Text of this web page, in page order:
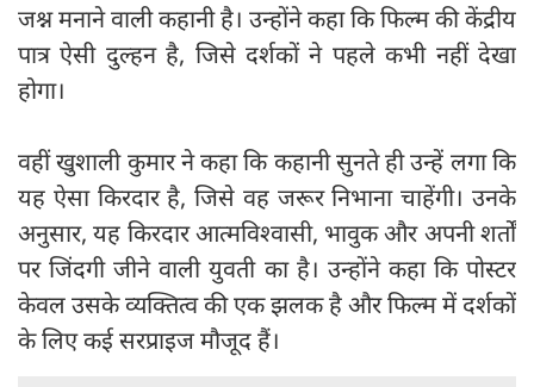
जश्न मनाने वाली कहानी है। उन्होंने कहा कि फिल्म की केंद्रीय
पात्र ऐसी दुल्हन है, जिसे दर्शकों ने पहले कभी नहीं देखा
होगा।
वहीं खुशाली कुमार ने कहा कि कहानी सुनते ही उन्हें लगा कि
यह ऐसा किरदार है, जिसे वह जरूर निभाना चाहेंगी। उनके
अनुसार, यह किरदार आत्मविश्वासी, भावुक और अपनी शर्तों
पर जिंदगी जीने वाली युवती का है। उन्होंने कहा कि पोस्टर
केवल उसके व्यक्तित्व की एक झलक है और फिल्म में दर्शकों
के लिए कई सरप्राइज मौजूद हैं।